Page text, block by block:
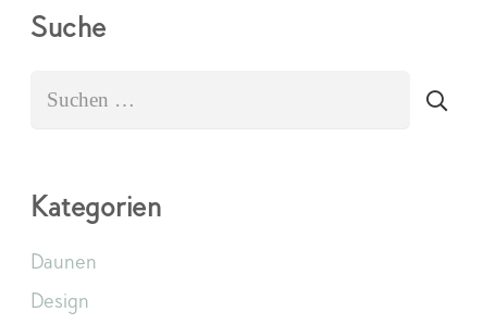
Suche
Suchen
Kategorien
Daunen
Design